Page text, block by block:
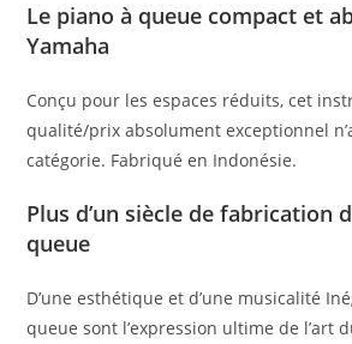
Le piano à queue compact et
Yamaha
Conçu pour les espaces réduits, cet
qualité/prix absolument exceptionnel
catégorie. Fabriqué en Indonésie.
Plus d’un siècle de fabrication
queue
D’une esthétique et d’une musicalité
queue sont l’expression ultime de l’art